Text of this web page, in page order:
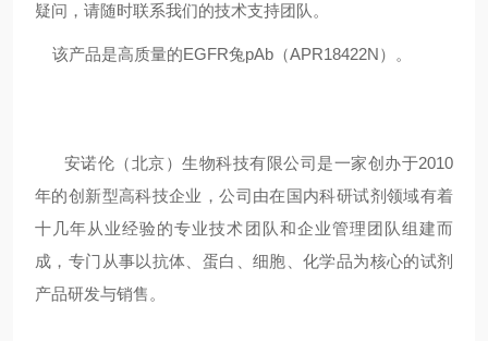
疑问，请随时联系我们的技术支持团队。
该产品是高质量的EGFR兔pAb（APR18422N）。
安诺伦（北京）生物科技有限公司是一家创办于2010
年的创新型高科技企业，公司由在国内科研试剂领域有着
十几年从业经验的专业技术团队和企业管理团队组建而
成，专门从事以抗体、蛋白、细胞、化学品为核心的试剂
产品研发与销售。